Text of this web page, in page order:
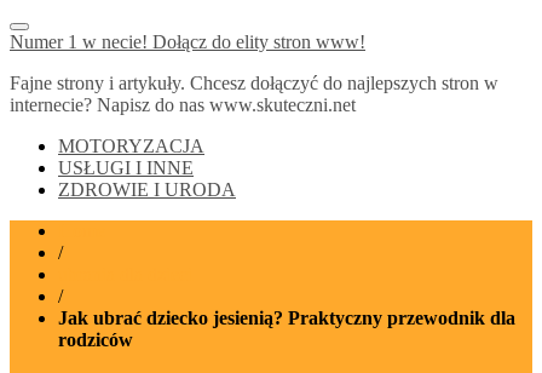
Numer 1 w necie! Dołącz do elity stron www!
Fajne strony i artykuły. Chcesz dołączyć do najlepszych stron w
internecie? Napisz do nas www.skuteczni.net
MOTORYZACJA
USŁUGI I INNE
ZDROWIE I URODA
/
/
Jak ubrać dziecko jesienią? Praktyczny przewodnik dla
rodziców